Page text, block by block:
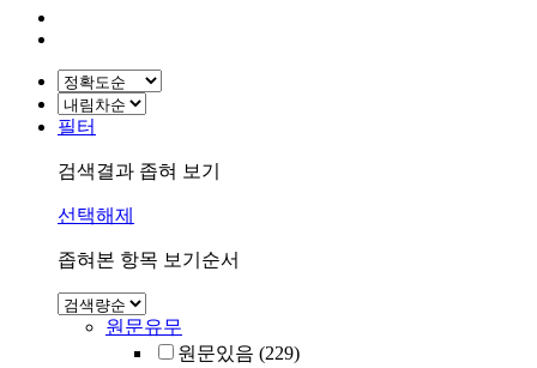
필터
검색결과 좁혀 보기
선택해제
좁혀본 항목 보기순서
원문유무
원문있음 (229)